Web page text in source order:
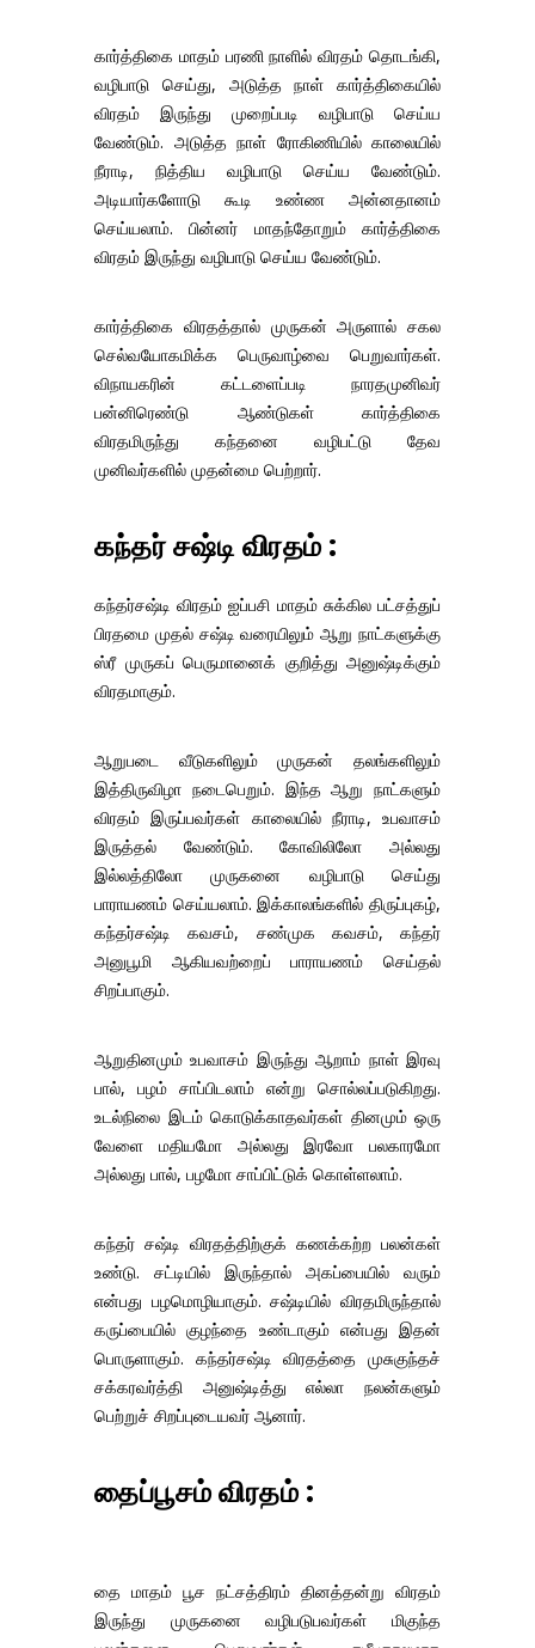
கார்த்திகை மாதம் பரணி நாளில் விரதம் தொடங்கி,
வழிபாடு செய்து, அடுத்த நாள் கார்த்திகையில்
விரதம் இருந்து முறைப்படி வழிபாடு செய்ய
வேண்டும். அடுத்த நாள் ரோகிணியில் காலையில்
நீராடி, நித்திய வழிபாடு செய்ய வேண்டும்.
அடியார்களோடு கூடி உண்ண அன்னதானம்
செய்யலாம். பின்னர் மாதந்தோறும் கார்த்திகை
விரதம் இருந்து வழிபாடு செய்ய வேண்டும்.
கார்த்திகை விரதத்தால் முருகன் அருளால் சகல
செல்வயோகமிக்க பெருவாழ்வை பெறுவார்கள்.
விநாயகரின் கட்டளைப்படி நாரதமுனிவர்
பன்னிரெண்டு ஆண்டுகள் கார்த்திகை
விரதமிருந்து கந்தனை வழிபட்டு தேவ
முனிவர்களில் முதன்மை பெற்றார்.
கந்தர் சஷ்டி விரதம் :
கந்தர்சஷ்டி விரதம் ஐப்பசி மாதம் சுக்கில பட்சத்துப்
பிரதமை முதல் சஷ்டி வரையிலும் ஆறு நாட்களுக்கு
ஸ்ரீ முருகப் பெருமானைக் குறித்து அனுஷ்டிக்கும்
விரதமாகும்.
ஆறுபடை வீடுகளிலும் முருகன் தலங்களிலும்
இத்திருவிழா நடைபெறும். இந்த ஆறு நாட்களும்
விரதம் இருப்பவர்கள் காலையில் நீராடி, உபவாசம்
இருத்தல் வேண்டும். கோவிலிலோ அல்லது
இல்லத்திலோ முருகனை வழிபாடு செய்து
பாராயணம் செய்யலாம். இக்காலங்களில் திருப்புகழ்,
கந்தர்சஷ்டி கவசம், சண்முக கவசம், கந்தர்
அனுபூமி ஆகியவற்றைப் பாராயணம் செய்தல்
சிறப்பாகும்.
ஆறுதினமும் உபவாசம் இருந்து ஆறாம் நாள் இரவு
பால், பழம் சாப்பிடலாம் என்று சொல்லப்படுகிறது.
உடல்நிலை இடம் கொடுக்காதவர்கள் தினமும் ஒரு
வேளை மதியமோ அல்லது இரவோ பலகாரமோ
அல்லது பால், பழமோ சாப்பிட்டுக் கொள்ளலாம்.
கந்தர் சஷ்டி விரதத்திற்குக் கணக்கற்ற பலன்கள்
உண்டு. சட்டியில் இருந்தால் அகப்பையில் வரும்
என்பது பழமொழியாகும். சஷ்டியில் விரதமிருந்தால்
கருப்பையில் குழந்தை உண்டாகும் என்பது இதன்
பொருளாகும். கந்தர்சஷ்டி விரதத்தை முசுகுந்தச்
சக்கரவர்த்தி அனுஷ்டித்து எல்லா நலன்களும்
பெற்றுச் சிறப்புடையவர் ஆனார்.
தைப்பூசம் விரதம் :
தை மாதம் பூச நட்சத்திரம் தினத்தன்று விரதம்
இருந்து முருகனை வழிபடுபவர்கள் மிகுந்த